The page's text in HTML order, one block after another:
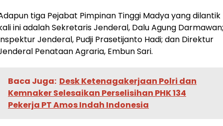
tiga Pejabat Pimpinan Tinggi Madya yang dilantik
ini adalah Sekretaris Jenderal, Dalu Agung Darmawan;
Jenderal, Pudji Prasetijanto Hadi; dan Direktur
Penataan Agraria, Embun Sari.
Baca Juga: Desk Ketenagakerjaan Polri dan
Kemnaker Selesaikan Perselisihan PHK 134
Pekerja PT Amos Indah Indonesia